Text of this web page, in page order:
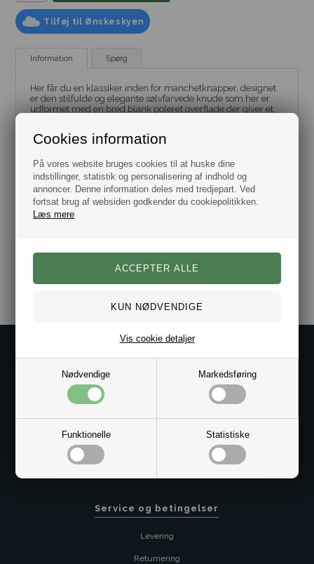
Cookies information
På vores website bruges cookies til at huske dine
indstillinger, statistik og personalisering af indhold og
annoncer. Denne information deles med tredjepart. Ved
fortsat brug af websiden godkender du cookiepolitikken.
Læs mere
Nødvendige Markedsføring
Funktionelle Statistiske
Vis cookie detaljer
Tilføj til Ønskeskyen
Information Spørg
Her får du en klassiker inden for manchetknapper, designet
er den stilfulde og elegante sølvfarvede knude som her er
udformet med en bred blank poleret overflade der giver et
Bestman har et kæmpe udvalg af manchetknapper, se dem
Leveres i flot gaveæske.
Dag til dag levering.
Knude mål: Bredde 12,2 mm, højde 7,5mm.
Samlet højde: 25,7 mm.
Kundeservice@bestman.dk
Service og betingelser
Levering
Returnering